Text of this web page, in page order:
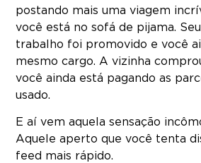
postando mais uma viagem
você está no sofá de pijama.
trabalho foi promovido e você
mesmo cargo. A vizinha
você ainda está pagando as
usado.
E aí vem aquela sensação
Aquele aperto que você tenta
feed mais rápido.